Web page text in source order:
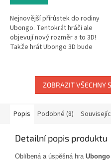
Nejnovější přírůstek do rodiny
Ubongo. Tentokrát hráči ale
objevují nový rozměr a to 3D!
Takže hrát Ubongo 3D bude
ZOBRAZIT VŠECHNY
Popis Podobné (8)
Detailní popis produktu
Oblíbená a úspěšná hra Ubongo